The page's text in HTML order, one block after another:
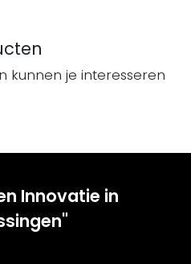
kunnen je interesseren
Innovatie in